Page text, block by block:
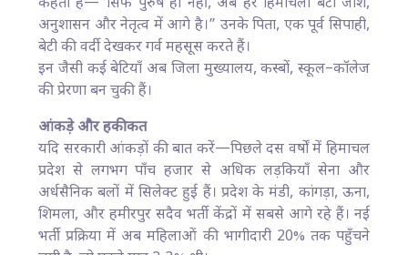
कहती हैं—“सिर्फ पुरुष ही नहीं, अब हर हिमाचली बेटी जोश,
अनुशासन और नेतृत्व में आगे है।” उनके पिता, एक पूर्व सिपाही,
बेटी की वर्दी देखकर गर्व महसूस करते हैं।
इन जैसी कई बेटियाँ अब जिला मुख्यालय, कस्बों, स्कूल–कॉलेज
की प्रेरणा बन चुकी हैं।
आंकड़े और हकीकत
यदि सरकारी आंकड़ों की बात करें—पिछले दस वर्षों में हिमाचल
प्रदेश से लगभग पाँच हजार से अधिक लड़कियाँ सेना और
अर्धसैनिक बलों में सिलेक्ट हुई हैं। प्रदेश के मंडी, कांगड़ा, ऊना,
शिमला, और हमीरपुर सदैव भर्ती केंद्रों में सबसे आगे रहे हैं। नई
भर्ती प्रक्रिया में अब महिलाओं की भागीदारी 20% तक पहुँचने